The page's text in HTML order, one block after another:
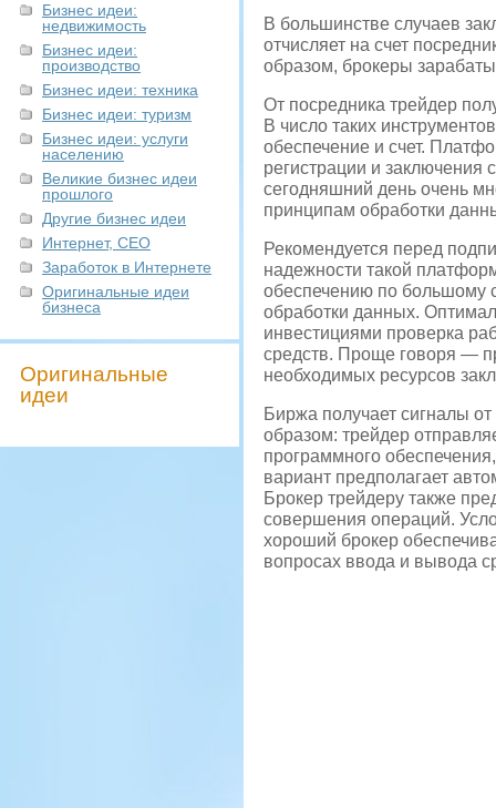
Бизнес идеи:
недвижимость
Бизнес идеи:
производство
Бизнес идеи: техника
Бизнес идеи: туризм
Бизнес идеи: услуги
населению
Великие бизнес идеи
прошлого
Другие бизнес идеи
Интернет, СЕО
Заработок в Интернете
Оригинальные идеи
бизнеса
Оригинальные
идеи
В большинстве случаев
отчисляет на счет
образом, брокеры
От посредника трейдер
В число таких
обеспечение и счет.
регистрации и заключения
сегодняшний день очень
принципам обработки
Рекомендуется перед
надежности такой
обеспечению по большому
обработки данных.
инвестициями проверка
средств. Проще говоря —
необходимых ресурсов
Биржа получает сигналы
образом: трейдер
программного
вариант предполагает
Брокер трейдеру также
совершения операций.
хороший брокер
вопросах ввода и вывода